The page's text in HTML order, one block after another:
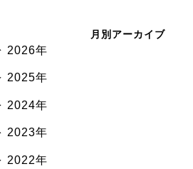
月別アーカイブ
2026年
2025年
2024年
2023年
2022年